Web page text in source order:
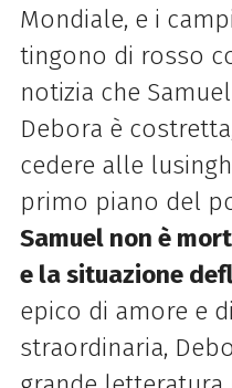
Mondiale, e i
tingono di rosso
notizia che
Debora è
cedere alle
primo piano del
Samuel non è
e la situazione
epico di amore e
straordinaria,